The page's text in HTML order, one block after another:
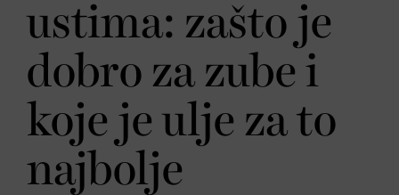
ustima: zašto je
dobro za zube i
koje je ulje za to
najbolje